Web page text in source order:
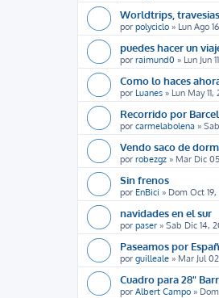
Worldtrips,
por polyciclo » Lun Ago
puedes hacer un
por raimund0 » Lun Jun
Como lo haces
por Luanes » Lun May
Recorrido por
por carmelabolena »
Vendo saco de
por robezgz » Mar Dic
Sin frenos
por EnBici » Dom Oct
navidades en el sur
por paser » Sab Dic 14,
Paseamos por
por guilleale » Mar Jul
Cuadro para 28"
por Albert Campo »